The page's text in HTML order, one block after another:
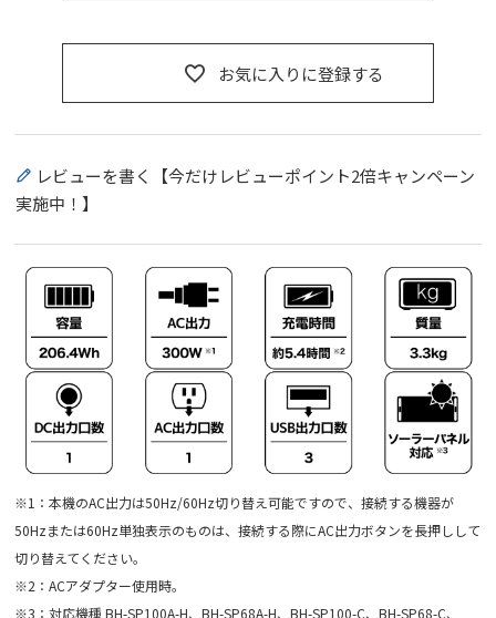
お気に入りに登録する
レビューを書く【今だけレビューポイント2倍キャンペーン
実施中！】
※1：本機のAC出力は50Hz/60Hz切り替え可能ですので、接続する機器が
50Hzまたは60Hz単独表示のものは、接続する際にAC出力ボタンを長押しして
切り替えてください。
※2：ACアダプター使用時。
※3：対応機種 BH-SP100A-H、BH-SP68A-H、BH-SP100-C、BH-SP68-C、